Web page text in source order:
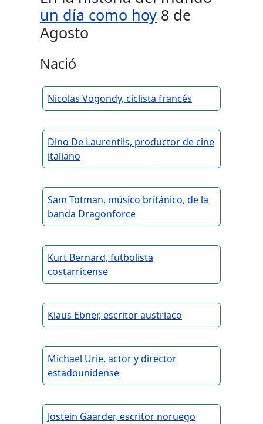
un día como hoy 8 de
Agosto
Nació
Nicolas Vogondy, ciclista francés
Dino De Laurentiis, productor de cine
italiano
Sam Totman, músico británico, de la
banda Dragonforce
Kurt Bernard, futbolista
costarricense
Klaus Ebner, escritor austriaco
Michael Urie, actor y director
estadounidense
Jostein Gaarder, escritor noruego